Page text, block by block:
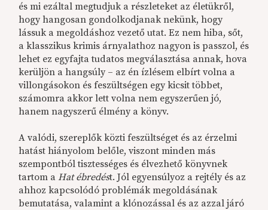
és mi ezáltal megtudjuk a részleteket az életükről,
hogy hangosan gondolkodjanak nekünk, hogy
lássuk a megoldáshoz vezető utat. Ez nem hiba, sőt,
a klasszikus krimis árnyalathoz nagyon is passzol, és
lehet ez egyfajta tudatos megválasztása annak, hova
kerüljön a hangsúly – az én ízlésem elbírt volna a
villongásokon és feszültségen egy kicsit többet,
számomra akkor lett volna nem egyszerűen jó,
hanem nagyszerű élmény a könyv.
A valódi, szereplők közti feszültséget és az érzelmi
hatást hiányolom belőle, viszont minden más
szempontból tisztességes és élvezhető könyvnek
tartom aHat ébredést. Jól egyensúlyoz a rejtély és az
ahhoz kapcsolódó problémák megoldásának
bemutatása, valamint a klónozással és az azzal járó